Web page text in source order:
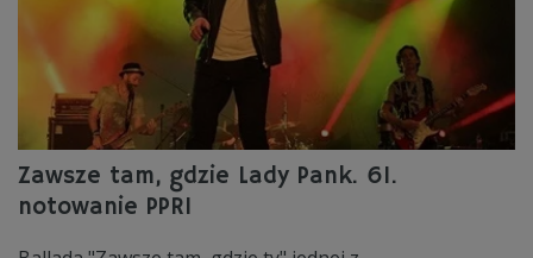
Zawsze tam, gdzie Lady Pank. 61.
notowanie PPR1